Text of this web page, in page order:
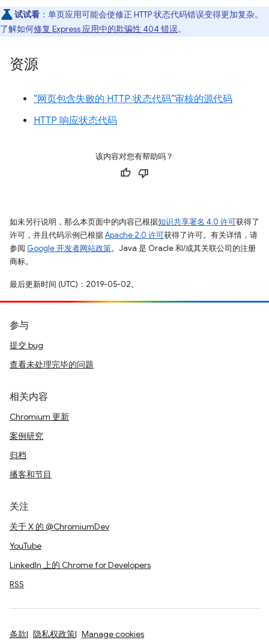
试试看 ：单页应用可能会使修正 HTTP 状态代码错误变得更加复杂。
了解如何修复 Express 应用中的欺骗性 404 错误。
资源
“网页包含失败的 HTTP 状态代码”审核的源代码
HTTP 响应状态代码
该内容对您有帮助吗？
如未另行说明，那么本页面中的内容已根据知识共享署名 4.0 许可获得了
许可，并且代码示例已根据Apache 2.0 许可获得了许可。有关详情，请
参阅 Google 开发者网站政策。Java 是 Oracle 和/或其关联公司的注册
商标。
最后更新时间 (UTC)：2019-05-02。
参与
提交 bug
查看未处理完毕的问题
相关内容
Chromium 更新
案例研究
归档
播客和节目
关注
关于 X 的 @ChromiumDev
YouTube
LinkedIn 上的 Chrome for Developers
RSS
条款 隐私权政策 Manage cookies